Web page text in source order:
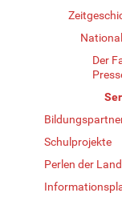
Der
Schulprojekte
Perlen der